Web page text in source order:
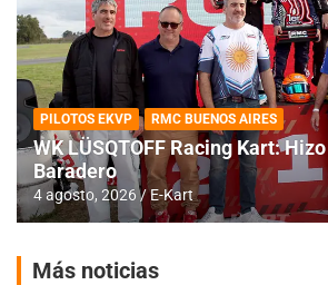
PILOTOS EKVP RMC BUENOS AIRES
WK LÜSQTOFF Racing Kart:
Baradero
4 agosto, 2026 E-Kart
Más noticias